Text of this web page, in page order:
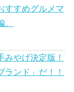
すすめグルメマ
みやげ決定版！
ランド」だ！！